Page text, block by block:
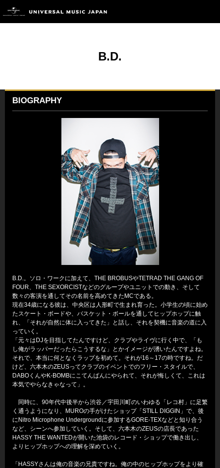
B.D.
BIOGRAPHY
B.D.。ソロ・ワークに加えて、THE BROBUSやTETRAD THE GANG OF
FOUR、THE SEXORCISTなどのグループやユニットでの動き、そして
数々の客演を通してその名前を高めてきたMCである。
現在34歳になる彼は、中央区は人形町で生まれ育った。小学生の頃に始め
たスケート・ボードや、バスケット・ボールを通してヒップホップに触
れ、「それが自然に体に入ってきた」と話し、それを契機に音楽の道に入
っていく。
「元々はDJを目指してたんですけど、クラブやライヴに行く中で、「も
し俺がラッパーだったらこうするな」とかイメージが湧いたんですよね。
それで、本当に何となくラップを初めて。それが16～17の時ですね。だ
けど、六本木のZEUSってクラブのイベントでのフリー・スタイルで、
DABOくんやK-BOMBにこてんぱんにやられて、それが悔しくて、これは
本気でやらなきゃなって」。
同時に、90年代中後半から渋谷／宇田川町のいわゆる「レコ村」に足繁
く通うようになり、MUROの手がけたショップ「STILL DIGGIN」で、後
にNitro Microphone Undergroundに参加するGORE-TEXなどと知り合う
など、シーンへ参加していく。そして、六本木のZEUSの店長であった
HASSY THE WANTEDが開いた池袋のレコード・ショップで働き出し、
よりヒップホップへの理解を深めていく。
「HASSYさんは俺の音楽の兄貴ですね。俺の中のヒップホップをより確